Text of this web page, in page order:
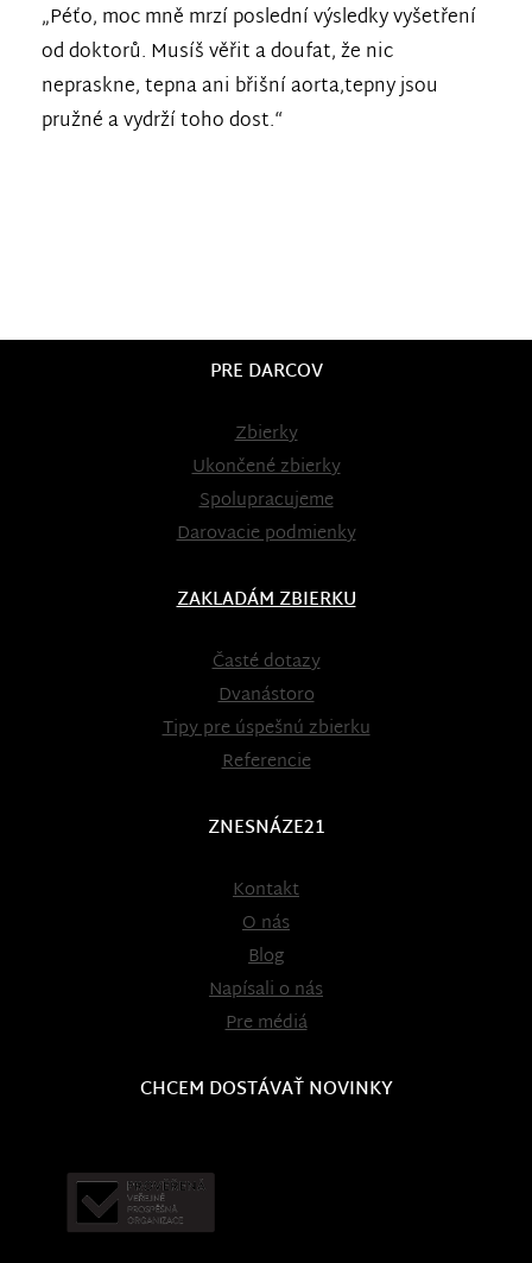
„Péťo, moc mně mrzí poslední výsledky vyšetření
od doktorů. Musíš věřit a doufat, že nic
nepraskne, tepna ani břišní aorta,tepny jsou
pružné a vydrží toho dost.“
PRE DARCOV
Zbierky
Ukončené zbierky
Spolupracujeme
Darovacie podmienky
ZAKLADÁM ZBIERKU
Časté dotazy
Dvanástoro
Tipy pre úspešnú zbierku
Referencie
ZNESNÁZE21
Kontakt
O nás
Blog
Napísali o nás
Pre médiá
CHCEM DOSTÁVAŤ NOVINKY